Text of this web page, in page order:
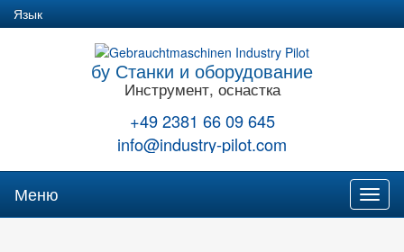
Язык
бу Станки и оборудование
Инструмент, оснастка
+49 2381 66 09 645
info@industry-pilot.com
Меню